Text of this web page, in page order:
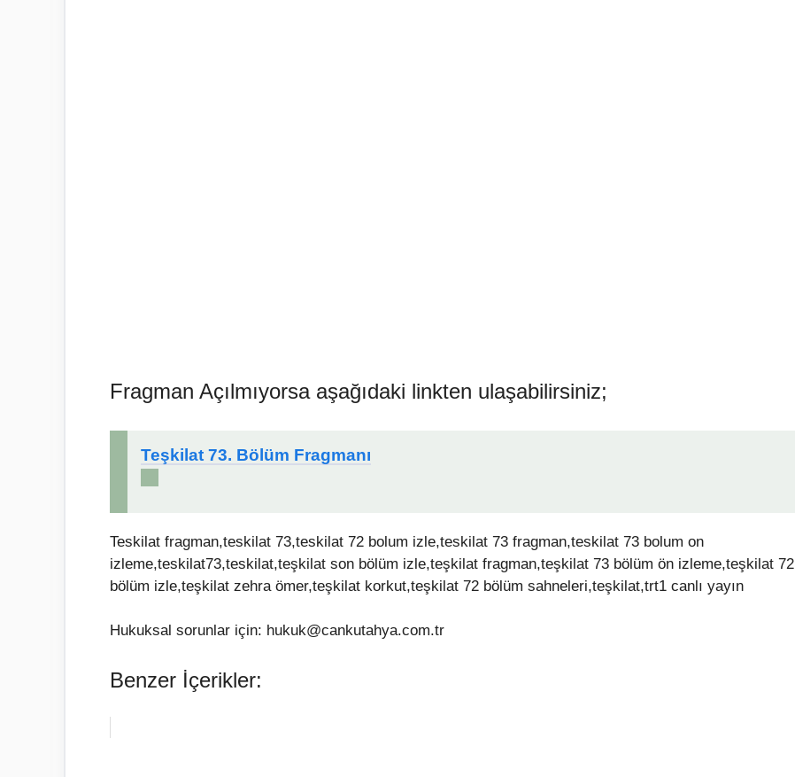
Fragman Açılmıyorsa aşağıdaki linkten ulaşabilirsiniz;
Teşkilat 73. Bölüm Fragmanı
Teskilat fragman,teskilat 73,teskilat 72 bolum izle,teskilat 73 fragman,teskilat 73 bolum on
izleme,teskilat73,teskilat,teşkilat son bölüm izle,teşkilat fragman,teşkilat 73 bölüm ön izleme,teşkilat 72
bölüm izle,teşkilat zehra ömer,teşkilat korkut,teşkilat 72 bölüm sahneleri,teşkilat,trt1 canlı yayın
Hukuksal sorunlar için: hukuk@cankutahya.com.tr
Benzer İçerikler: